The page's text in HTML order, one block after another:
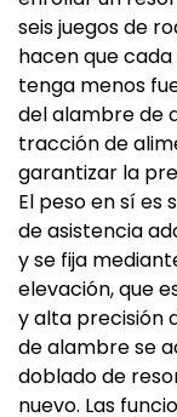
seis juegos de
hacen que
tenga menos
del alambre de
tracción de
garantizar la
El peso en sí es
de asistencia
y se fija
elevación, que
y alta precisión
de alambre se
doblado de
nuevo. Las